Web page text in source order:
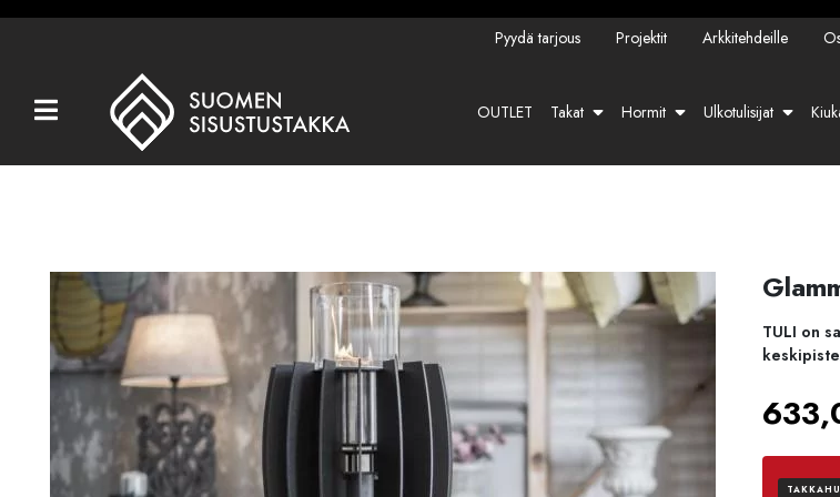
Kaikki tuotteet
Takat
Hormit
Ulkotulisijat
Kiukaat
Muut tuotteet
Pyydä tarjous Projektit Arkkitehdeille
OUTLET Takat Hormit Ulkotulisijat
TULI on